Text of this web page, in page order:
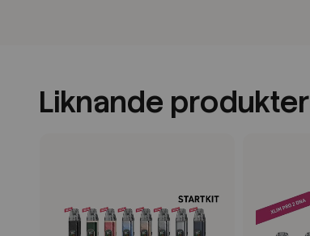
Liknande produkter